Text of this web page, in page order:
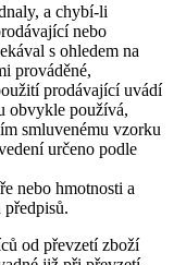
a chybí-li
nebo
s ohledem na
prováděné,
prodávající uvádí
obvykle používá,
smluvenému vzorku
určeno podle
nebo hmotnosti a
od převzetí zboží